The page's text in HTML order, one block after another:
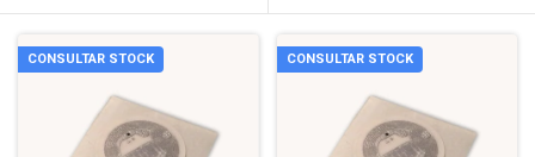
CONSULTAR STOCK CONSULTAR STOCK